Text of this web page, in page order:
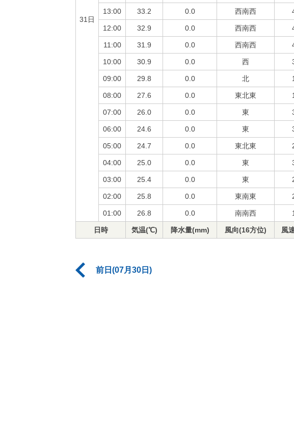
31日
13:00 33.2 0.0 西南西
12:00 32.9 0.0 西南西
11:00 31.9 0.0 西南西
10:00 30.9 0.0 西
09:00 29.8 0.0 北
08:00 27.6 0.0 東北東
07:00 26.0 0.0 東
06:00 24.6 0.0 東
05:00 24.7 0.0 東北東
04:00 25.0 0.0 東
03:00 25.4 0.0 東
02:00 25.8 0.0 東南東
01:00 26.8 0.0 南南西
日時 気温(℃) 降水量(mm) 風向(16方位) 風
前日(07月30日)